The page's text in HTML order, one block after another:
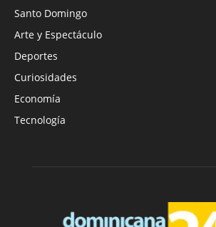
Santo Domingo
Arte y Espectáculo
Deportes
Curiosidades
Economía
Tecnología